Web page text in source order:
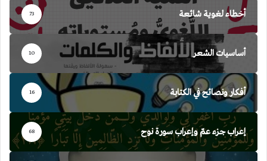
أخطاء لغوية شائعة 73
أساسيات الشعر 10
أفكار ونصائح في الكتابة 16
إعراب جزء عمّ وإعراب سورة نوح 68